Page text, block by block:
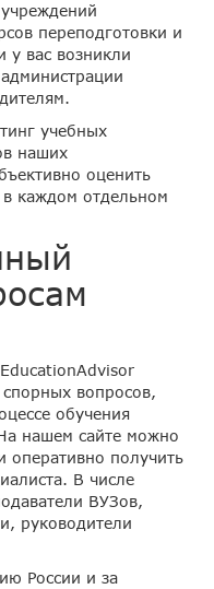
переподготовки и
вас возникли
учебных
наших
оценить
каждом отдельном
вопросов,
обучения
нашем сайте можно
оперативно получить
В числе
ВУЗов,
руководители
России и за